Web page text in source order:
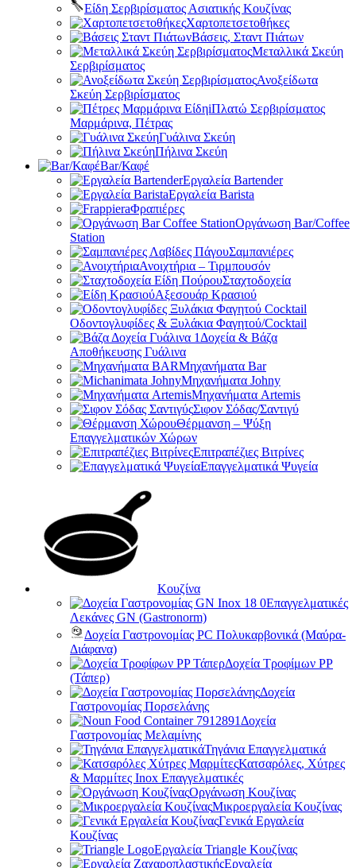
Είδη Σερβιρίσματος Ασιατικής Κουζίνας
Χαρτοπετσετοθήκες
Βάσεις, Σταντ Πιάτων
Μεταλλικά Σκεύη
Σερβιρίσματος
Ανοξείδωτα
Σκεύη Σερβιρίσματος
Πλατώ Σερβιρίσματος
Μαρμάρινα, Πέτρας
Γυάλινα Σκεύη
Πήλινα Σκεύη
Bar/Καφέ
Εργαλεία Bartender
Εργαλεία Barista
Φραπιέρες
Οργάνωση Bar/Coffee
Station
Σαμπανιέρες
Ανοιχτήρια – Τιρμπουσόν
Σταχτοδοχεία
Αξεσουάρ Κρασιού
Οδοντογλυφίδες & Ξυλάκια Φαγητού/Cocktail
Δοχεία & Βάζα
Αποθήκευσης Γυάλινα
Μηχανήματα Bar
Μηχανήματα Johny
Μηχανήματα Artemis
Σιφον Σόδας/Σαντιγύ
Θέρμανση – Ψύξη
Επαγγελματικών Χώρων
Επιτραπέζιες Βιτρίνες
Επαγγελματικά Ψυγεία
Κουζίνα
Επαγγελματικές
Λεκάνες GN (Gastronorm)
Δοχεία Γαστρονομίας PC Πολυκαρβονικά (Μαύρα-
Διάφανα)
Δοχεία Τροφίμων PP
(Τάπερ)
Δοχεία
Γαστρονομίας Πορσελάνης
Δοχεία
Γαστρονομίας Μελαμίνης
Τηγάνια Επαγγελματικά
Κατσαρόλες, Χύτρες
& Μαρμίτες Inox Επαγγελματικές
Οργάνωση Κουζίνας
Μικροεργαλεία Κουζίνας
Γενικά Εργαλεία
Κουζίνας
Εργαλεία Triangle Κουζίνας
Εργαλεία